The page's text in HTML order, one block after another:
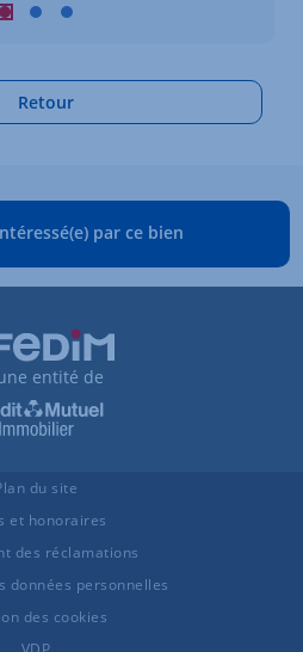
Carrousel : Autres annonces à
Carrousel : Autres annonces à
Carrousel : Autres
Retour
par ce bien
entité de
du site
et honoraires
des réclamations
données personnelles
des cookies